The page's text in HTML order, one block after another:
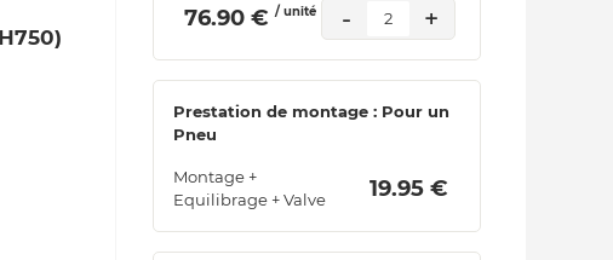
76.90 € / unité - 2 +
Prestation de montage : Pour un
Pneu
Montage +
Equilibrage + Valve
19.95 €